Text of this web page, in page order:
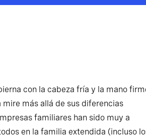
con la cabeza fría y la mano
más allá de sus diferencias
familiares han sido muy a
en la familia extendida (incluso